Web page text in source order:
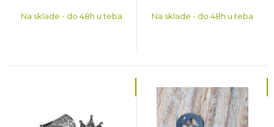
Na sklade - do 48h u teba Na sklade - do 48h u teba